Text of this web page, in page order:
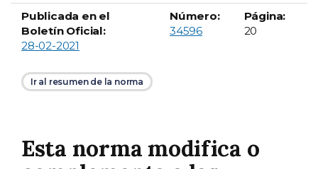
Publicada en el
Boletín Oficial:
28-02-2021
Número:
34596Boletín Oficial
Página:
20
Ir al resumen de la norma
Esta norma modifica o